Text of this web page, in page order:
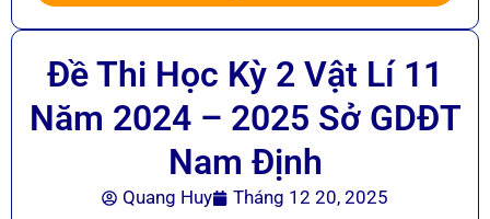
Đề Thi Học Kỳ 2 Vật Lí 11
Năm 2024 – 2025 Sở GDĐT
Nam Định
Quang Huy Tháng 12 20, 2025